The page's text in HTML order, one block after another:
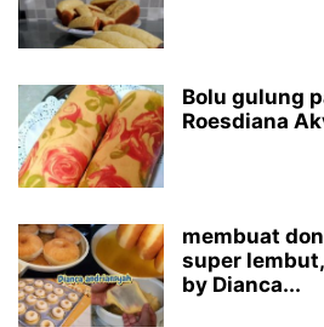
Bolu gulung
Roesdiana
membuat
super
by Dianca...